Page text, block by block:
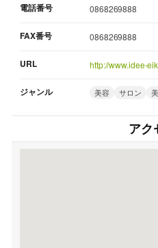
電話番号 0868269888
FAX番号 0868269888
URL http://www.idee-
ジャンル 美容 サロン
アク